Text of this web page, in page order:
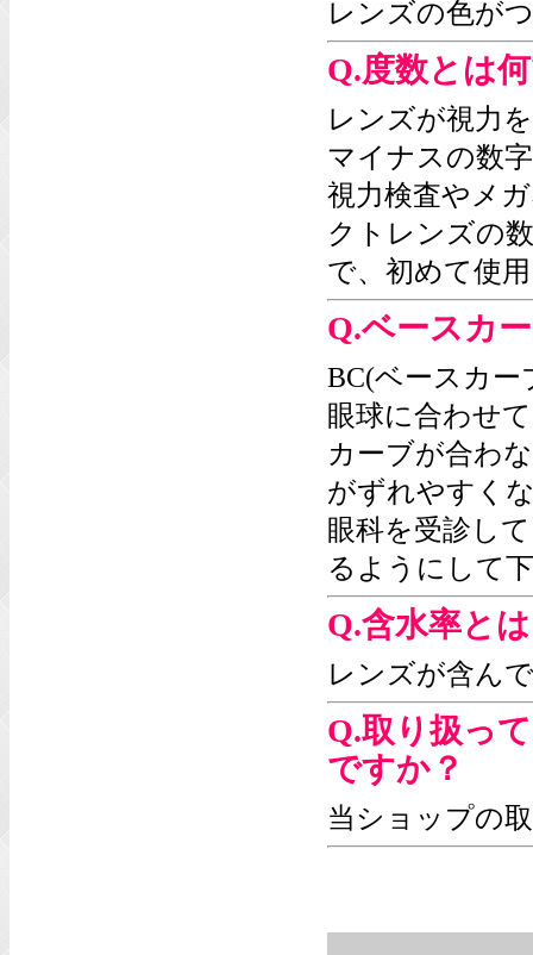
レンズの色が
Q.度数とは
レンズが視力
マイナスの数
視力検査やメ
クトレンズの
で、初めて使
Q.ベースカ
BC(ベースカ
眼球に合わせ
カーブが合わ
がずれやすく
眼科を受診し
るようにして
Q.含水率と
レンズが含ん
Q.取り扱っ
ですか？
当ショップの